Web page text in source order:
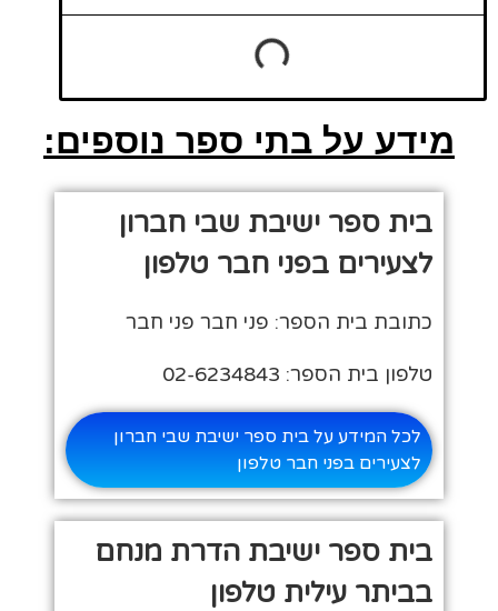
מידע על בתי ספר נוספים:
בית ספר ישיבת שבי חברון
לצעירים בפני חבר טלפון
כתובת בית הספר: פני חבר פני חבר
טלפון בית הספר: 02-6234843
לכל המידע על בית ספר ישיבת שבי חברון
לצעירים בפני חבר טלפון
בית ספר ישיבת הדרת מנחם
בביתר עילית טלפון